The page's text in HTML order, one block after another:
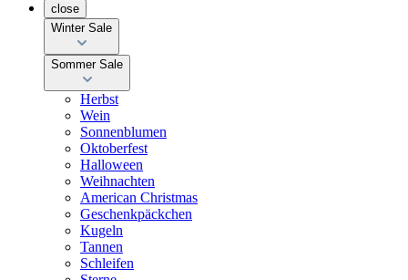
close
Winter Sale
Sommer Sale
Herbst
Wein
Sonnenblumen
Oktoberfest
Halloween
Weihnachten
American Christmas
Geschenkpäckchen
Kugeln
Tannen
Schleifen